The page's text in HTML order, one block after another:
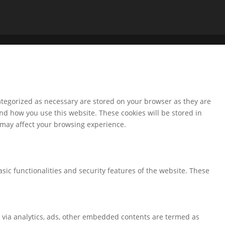
as necessary are stored on your browser as they are
how you use this website. These cookies will be stored in
affect your browsing experience.
functionalities and security features of the website. These
analytics, ads, other embedded contents are termed as